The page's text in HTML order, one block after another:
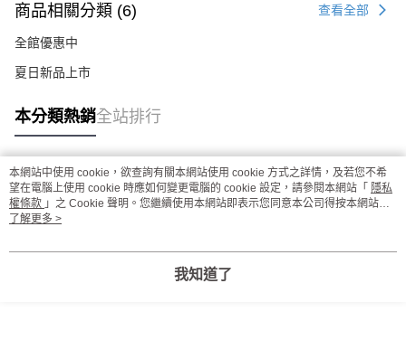
商品相關分類 (6) 查看全部
全館優惠中
夏日新品上市
本分類熱銷全站排行
熱門標籤
本網站中使用 cookie，欲查詢有關本網站使用 cookie 方式之詳情，及若您不希
望在電腦上使用 cookie 時應如何變更電腦的 cookie 設定，請參閱本網站「 隱私
權條款 」之 Cookie 聲明。您繼續使用本網站即表示您同意本公司得按本網站使
用條款之 Cookie 聲明使用 cookie。
了解更多 >
我知道了